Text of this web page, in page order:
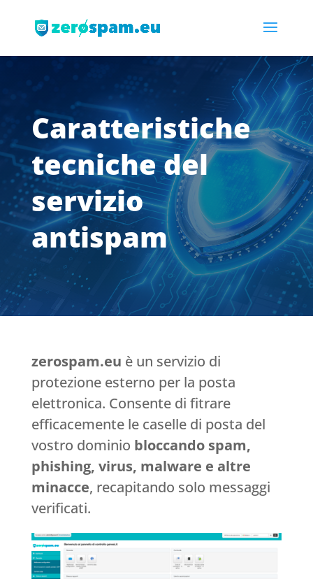
Caratteristiche
tecniche del
servizio
antispam
zerospam.eu è un servizio di
protezione esterno per la posta
elettronica. Consente di fitrare
efficacemente le caselle di posta del
vostro dominio bloccando spam,
phishing, virus, malware e altre
minacce, recapitando solo messaggi
verificati.